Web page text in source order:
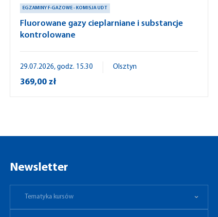
EGZAMINY F-GAZOWE - KOMISJA UDT
Fluorowane gazy cieplarniane i substancje
kontrolowane
29.07.2026, godz. 15.30 Olsztyn
369,00 zł
Newsletter
Tematyka kursów